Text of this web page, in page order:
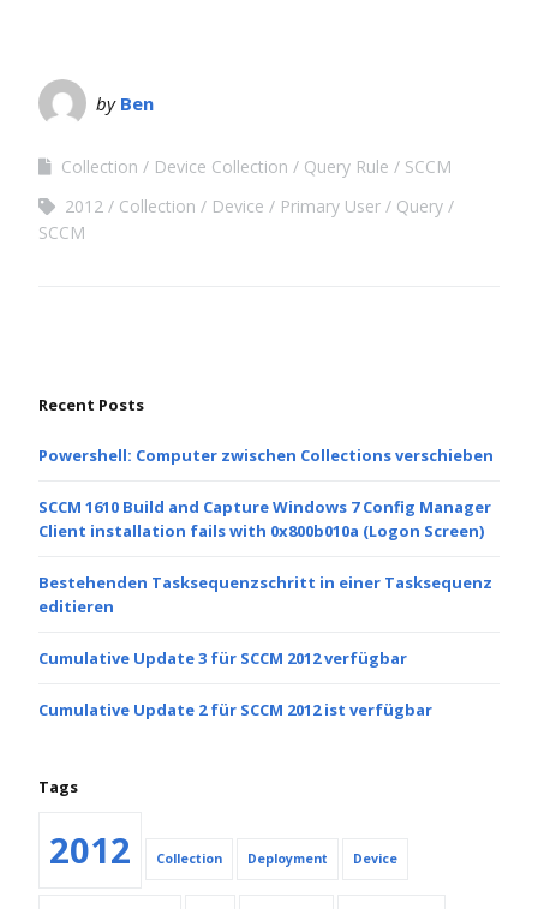
by Ben
Collection Device Collection Query Rule
SCCM
2012
Collection Device Primary User
Query
SCCM
Recent Posts
Powershell: Computer zwischen Collections verschieben
SCCM 1610 Build and Capture Windows 7 Config Manager
Client installation fails with 0x800b010a (Logon Screen)
Bestehenden Tasksequenzschritt in einer Tasksequenz
editieren
Cumulative Update 3 für SCCM 2012 verfügbar
Cumulative Update 2 für SCCM 2012 ist verfügbar
Tags
2012 Collection Deployment Device